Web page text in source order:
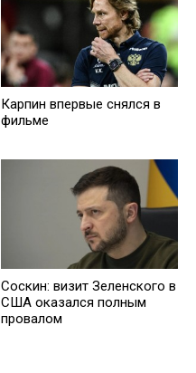
Карпин впервые снялся в
фильме
Соскин: визит Зеленского в
США оказался полным
провалом